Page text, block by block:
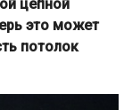
цепной
это может
потолок